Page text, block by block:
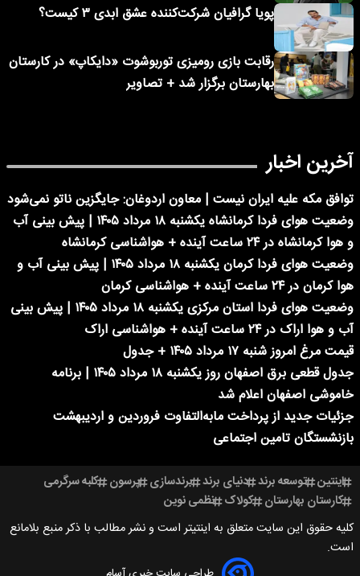
پویا گرافیان شرکت‌کننده عشق ابدی ۳ کیست؟
رقابت بازی رومیزی توربوشوت «دایکاپ» در کارستان
بهارستان برگزار شد + تصاویر
آخرین اخبار
توافق مکه علیه ایران نیست | معاون اردوغان: جایگزین ناتو نمی‌شود
وضعیت هوای فردا کرمانشاه یکشنبه ۱۸ مرداد ۱۴۰۵ | پیش بینی آب
و هوا کرمانشاه در ۲۴ ساعت آینده + هواشناسی کرمانشاه
وضعیت هوای فردا کرمان یکشنبه ۱۸ مرداد ۱۴۰۵ | پیش بینی آب و
هوا کرمان در ۲۴ ساعت آینده + هواشناسی کرمان
وضعیت هوای فردا استان مرکزی یکشنبه ۱۸ مرداد ۱۴۰۵ | پیش بینی
آب و هوا اراک در ۲۴ ساعت آینده + هواشناسی اراک
قیمت مرغ امروز شنبه ۱۷ مرداد ۱۴۰۵ + جدول
جدول قطعی برق اصفهان روز یکشنبه ۱۸ مرداد ۱۴۰۵ | برنامه
خاموشی اصفهان اعلام شد
جزئیات جدید از پرداخت مابه‌التفاوت فروردین و اردیبهشت
بازنشستگان تامین اجتماعی
اینتین توسعه برند دنیای برند برندسازی پرسون کلبه سرگرمی
کارستان بهارستان کولاک نظمی نوین
کلیه حقوق این سایت متعلق به اینتیتر است و نشر مطالب با ذکر منبع بلامانع
است.